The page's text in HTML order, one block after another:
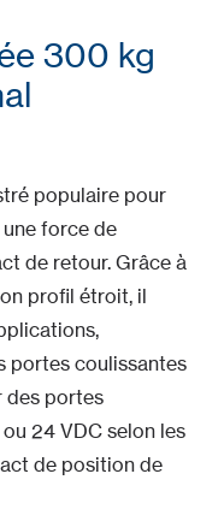
300 kg
populaire pour
force de
de retour. Grâce à
profil étroit, il
portes coulissantes
des portes
24 VDC selon les
de position de